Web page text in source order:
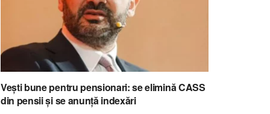
Vești bune pentru pensionari: se elimină CASS
din pensii și se anunță indexări